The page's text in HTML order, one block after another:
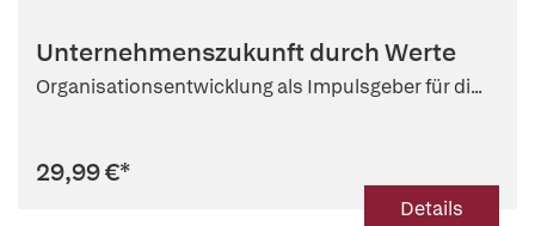
Unternehmenszukunft durch Werte
Organisationsentwicklung als Impulsgeber für di...
29,99 €*
Details